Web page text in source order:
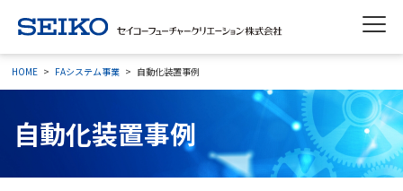
HOME FAシステム事業 自動化装置事例
自動化装置事例